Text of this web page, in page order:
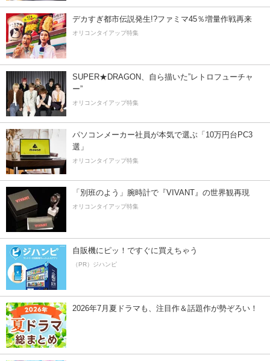
デカすぎ都市伝説発生!?ファミマ45％増量作戦再来
オリコンタイアップ特集
SUPER★DRAGON、自ら描いた”レトロフューチャ
ー”
オリコンタイアップ特集
パソコンメーカー社員が本気で選ぶ「10万円台PC3
選」
オリコンタイアップ特集
「別班のよう」腕時計で『VIVANT』の世界観再現
オリコンタイアップ特集
自販機にピッ！ですぐに買えちゃう
（PR）ジハンピ
2026年7月夏ドラマも、注目作＆話題作が勢ぞろい！